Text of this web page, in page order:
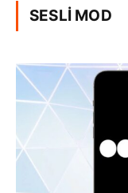
SESLI MOD